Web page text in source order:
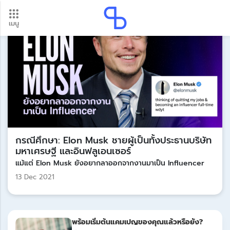
เมนู
อัปเดตใหม่ ต้องดู! รอบโอนเงินปี 2569 เช็กวันเงินเข้าได้ที่นี่
กรณีศึกษา: Elon Musk ชายผู้เป็นทั้งประธานบริษัท
มหาเศรษฐี และอินฟลูเอนเซอร์
แม้แต่ Elon Musk ยังอยากลาออกจากงานมาเป็น Influencer
13 Dec 2021
พร้อมเริ่มต้นแคมเปญของคุณแล้วหรือยัง?